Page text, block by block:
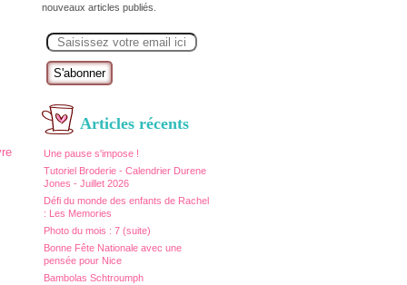
nouveaux articles publiés.
m
Articles récents
Une pause s'impose !
Tutoriel Broderie - Calendrier Durene
Jones - Juillet 2026
Défi du monde des enfants de Rachel
: Les Memories
Photo du mois : 7 (suite)
Bonne Fête Nationale avec une
pensée pour Nice
Bambolas Schtroumph